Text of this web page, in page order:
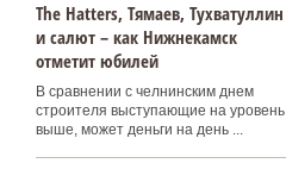
Тhe Нatters, Тямаев, Тухватуллин
и салют – как Нижнекамск
отметит юбилей
В сравнении с челнинским днем
строителя выступающие на уровень
выше, может деньги на день ...